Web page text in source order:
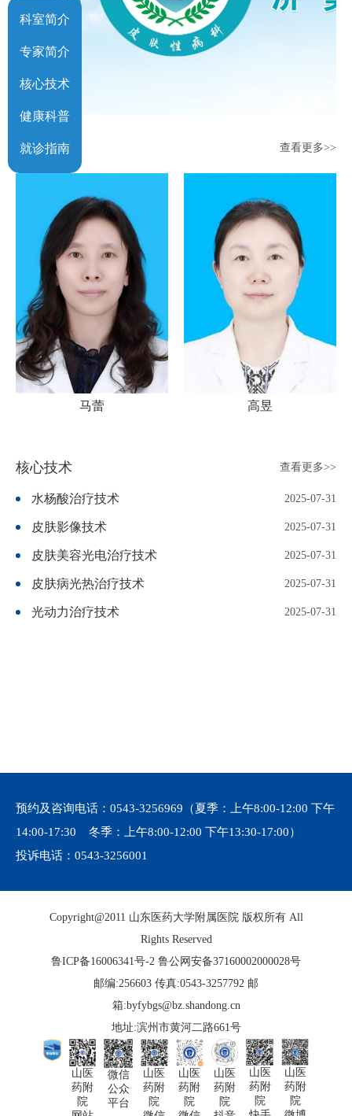
科室专家 查看更多>>
马蕾 高昱
核心技术 查看更多>>
水杨酸治疗技术 2025-07-31
皮肤影像技术 2025-07-31
皮肤美容光电治疗技术 2025-07-31
皮肤病光热治疗技术 2025-07-31
光动力治疗技术 2025-07-31
科室简介
专家简介
核心技术
健康科普
就诊指南
预约及咨询电话： 0543-3256969 （夏季：上午8:00-12:00 下午
14:00-17:30 冬季：上午8:00-12:00 下午13:30-17:00）
投诉电话： 0543-3256001
Copyright@2011 山东医药大学附属医院 版权所有 All
Rights Reserved
鲁ICP备16006341号-2 鲁公网安备37160002000028号
邮编:256603 传真:0543-3257792 邮
箱:byfybgs@bz.shandong.cn
地址:滨州市黄河二路661号
山医
药附
院
微信
公众
平台
山医
药附
院
山医
药附
院
山医
药附
院
山医
药附
院
山医
药附
院